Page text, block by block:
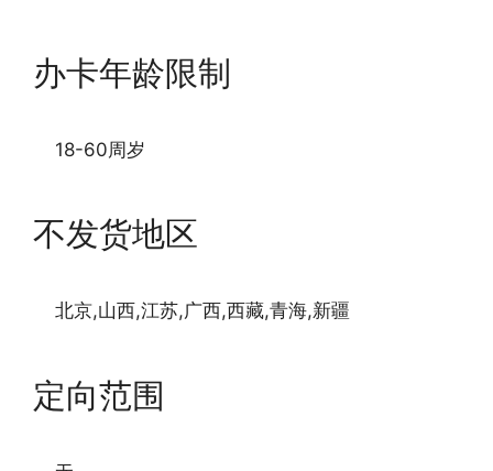
办卡年龄限制
18-60周岁
不发货地区
北京,山西,江苏,广西,西藏,青海,新疆
定向范围